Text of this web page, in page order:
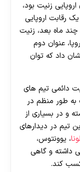
زنیت بود،
رقابت اروپایی
ماه بعد، زنیت
عنوان دوم
داد که توان
از محرومیت دائمی تیم های
به طور منظم در
و در بسیاری از
تیم در دیدارهای
، یوونتوس،
داشته و گاهی
کسب کند.